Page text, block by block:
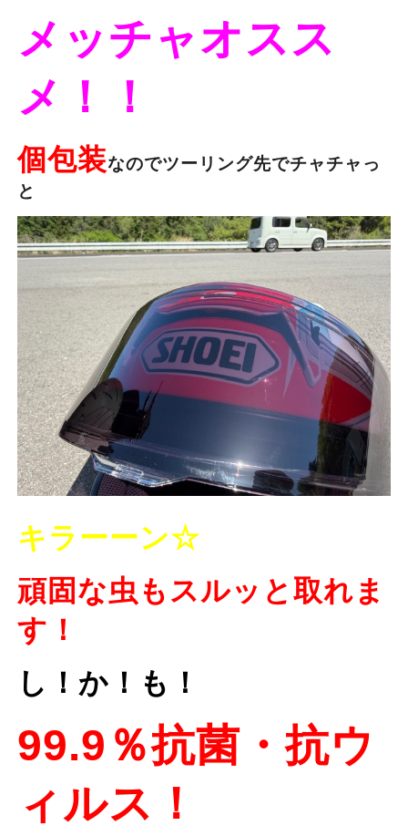
メッチャオスス
メ！！
個包装なのでツーリング先でチャチャっ
と
キラーーン☆
頑固な虫もスルッと取れま
す！
し！か！も！
99.9％抗菌・抗ウ
ィルス！